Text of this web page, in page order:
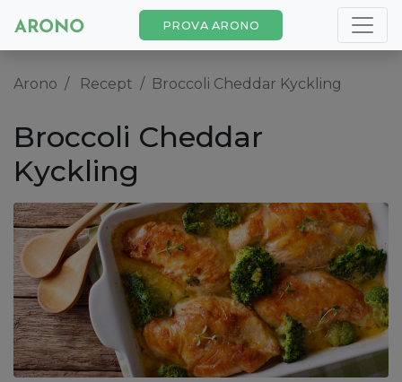
PROVA ARONO
Arono Recept Broccoli Cheddar Kyckling
Broccoli Cheddar
Kyckling